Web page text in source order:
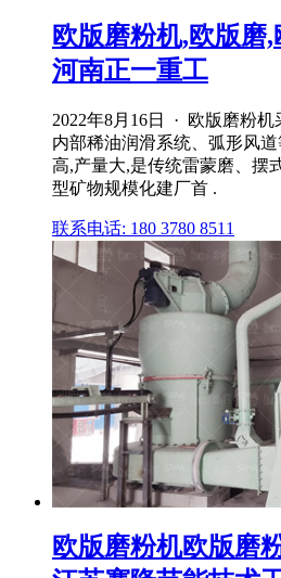
欧版磨粉机,欧版磨
河南正一重工
2022年8月16日 · 欧版磨粉机
内部稀油润滑系统、弧形风
高,产量大,是传统雷蒙磨、摆
型矿物规模化建厂首 .
联系电话: 180 3780 8511
欧版磨粉机欧版磨